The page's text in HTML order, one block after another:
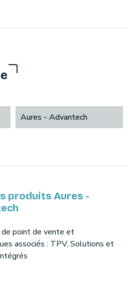
Aures - Advantech
produits Aures -
point de vente et
associés : TPV, Solutions et